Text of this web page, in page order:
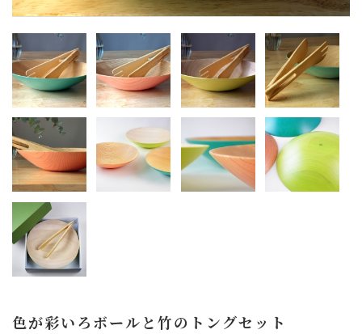
色が彩いろボールと竹のトングセット